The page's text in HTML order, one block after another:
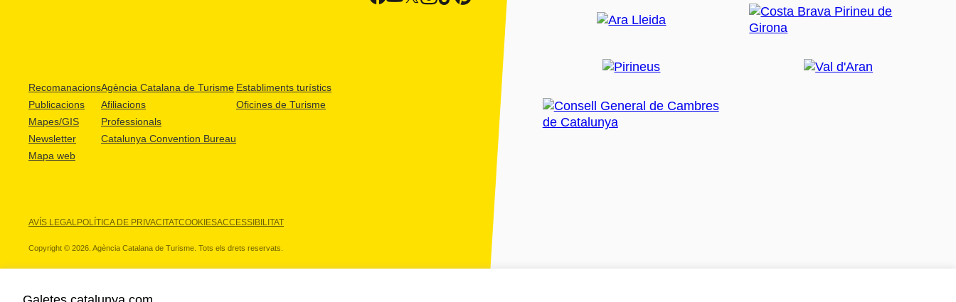
Recomanacions
Publicacions
Mapes/GIS
Newsletter
Mapa web
Agència Catalana de Turisme
Afiliacions
Professionals
Catalunya Convention Bureau
Establiments turístics
Oficines de Turisme
AVÍS LEGALPOLÍTICA DE PRIVACITATCOOKIESACCESSIBILITAT
Copyright © 2026. Agència Catalana de Turisme. Tots els drets reservats.